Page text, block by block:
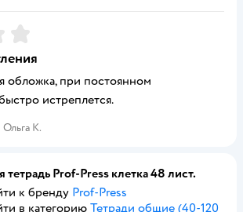
обложка, при постоянном
истреплется.
Ольга К.
Prof-Press клетка 48 лист.
к бренду Prof-Press
в категорию Тетради общие (40-120